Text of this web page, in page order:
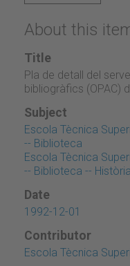
About this
Title
Pla de detall del
bibliogràfics (OPAC)
Subject
Escola Tècnica
-- Biblioteca
Escola Tècnica
-- Biblioteca -- Història
Date
1992-12-01
Contributor
Escola Tècnica